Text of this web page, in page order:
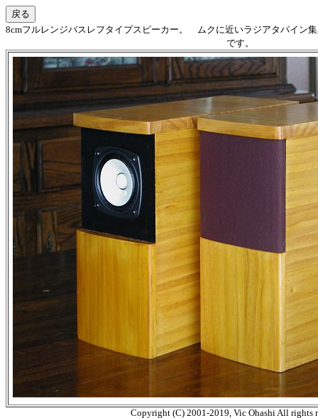
8cmフルレンジバスレフタイプスピーカー。 ムクに近いラジアタパイン
です。
Copyright (C) 2001-2019, Vic Ohashi All rights